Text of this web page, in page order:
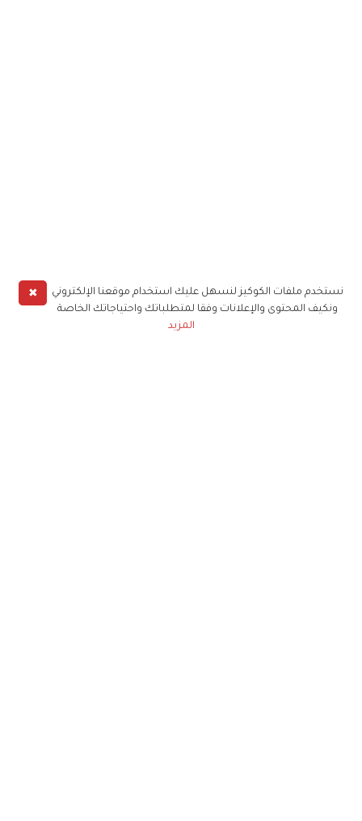
✖
نستخدم ملفات الكوكيز لنسهل عليك استخدام موقعنا الإلكتروني
ونكيف المحتوى والإعلانات وفقا لمتطلباتك واحتياجاتك الخاصة
المزيد